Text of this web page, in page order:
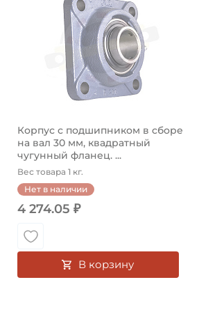
Корпус с подшипником в сборе
на вал 30 мм, квадратный
чугунный фланец. ...
Вес товара 1 кг.
Нет в наличии
4 274.05 ₽
В корзину